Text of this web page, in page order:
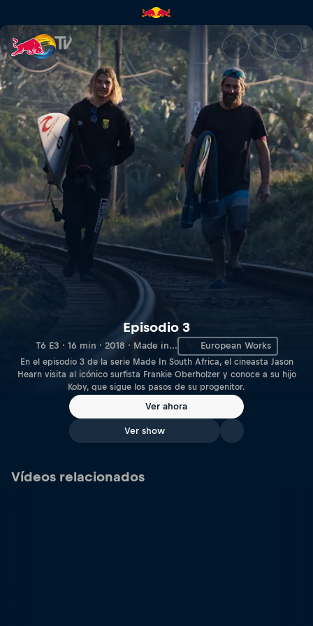
Episodio 3 | Red Bull TV
Episodio 3
T6 E3 · 16 min · 2018 · Made in... European Works
En el episodio 3 de la serie Made In South Africa, el cineasta Jason
Hearn visita al icónico surfista Frankie Oberholzer y conoce a su hijo
Koby, que sigue los pasos de su progenitor.
Ver ahora
Ver show
Vídeos relacionados